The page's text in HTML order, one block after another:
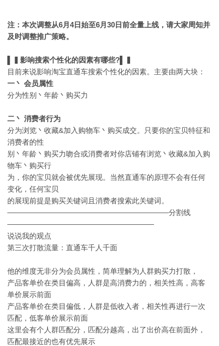
注：本次调整从6月4日始至6月30日前全量上线，请大家周知并
及时调整推广策略。
影响搜索个性化的因素有哪些?
目前来说影响淘宝直通车搜索个性化的因素。主要由两大块：
一丶 会员属性
分为性别丶年龄丶购买力
二丶 消费者行为
分为浏览丶收藏&加入购物车丶购买成交。只要你的宝贝特征和
消费者的性
别丶年龄丶购买力吻合或消费者对你店铺有浏览丶收藏&加入购
物车丶购买行
为，你的宝贝就会被优先展现。当然直通车的原理不会有任何
变化，任何宝贝
的展现前提是购买关键词且消费者搜索此关键词。
——————————————————————分割线
————————————————————
说说我的观点
第三次打散流量：直通车千人千面
他的维度无非分为会员属性，简单理解为人群购买力打散，
产品客单价在类目偏高，人群是高消费力的，相关性高，高客
单价展示前面
产品客单价在类目偏低，人群是低收入者，相关性再进行一次
匹配，低客单价展示前面
这里会有个人群匹配分，匹配分越高，出了出价高在前面外，
匹配最接近的也有优先展示